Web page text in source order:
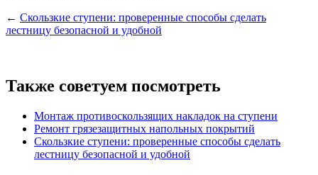
← Скользкие ступени: проверенные способы сделать
лестницу безопасной и удобной
Также советуем посмотреть
Монтаж противоскользящих накладок на ступени
Ремонт грязезащитных напольных покрытий
Скользкие ступени: проверенные способы сделать
лестницу безопасной и удобной